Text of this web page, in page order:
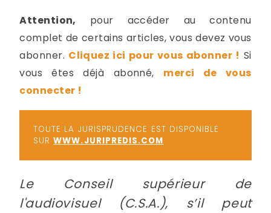
Attention, pour accéder au contenu
complet de certains articles, vous devez vous
abonner. Cliquez ici pour vous abonner ! Si
vous êtes déjà abonné, merci de vous
connecter !
TOUTE LA JURISPRUDENCE EST DISPONIBLE
SURWWW.JURIPREDIS.COM
Le Conseil supérieur de
l'audiovisuel (C.S.A.), s’il peut